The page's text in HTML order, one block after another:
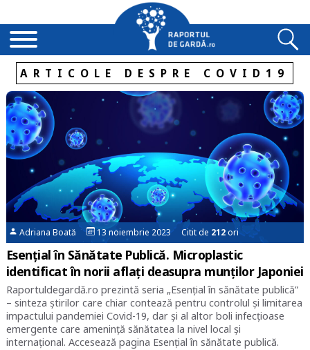
ARTICOLE DESPRE COVID19
Adriana Boată 13 noiembrie 2023 Citit de 212ori
Esențial în Sănătate Publică. Microplastic
identificat în norii aflați deasupra munților Japoniei
Raportuldegardă.ro prezintă seria „Esențial în sănătate publică”
– sinteza știrilor care chiar contează pentru controlul și limitarea
impactului pandemiei Covid-19, dar și al altor boli infecțioase
emergente care amenință sănătatea la nivel local și
internațional. Accesează pagina Esențial în sănătate publică.